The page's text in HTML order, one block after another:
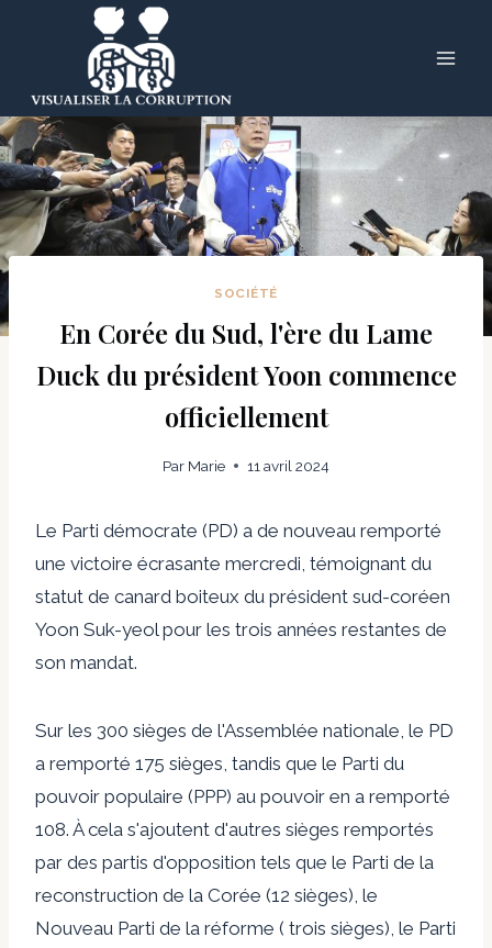
SOCIÉTÉ
En Corée du Sud, l'ère du Lame
Duck du président Yoon commence
officiellement
Par Marie 11 avril 2024
Le Parti démocrate (PD) a de nouveau remporté
une victoire écrasante mercredi, témoignant du
statut de canard boiteux du président sud-coréen
Yoon Suk-yeol pour les trois années restantes de
son mandat.
Sur les 300 sièges de l'Assemblée nationale, le PD
a remporté 175 sièges, tandis que le Parti du
pouvoir populaire (PPP) au pouvoir en a remporté
108. À cela s'ajoutent d'autres sièges remportés
par des partis d'opposition tels que le Parti de la
reconstruction de la Corée (12 sièges), le
Nouveau Parti de la réforme ( trois sièges), le Parti